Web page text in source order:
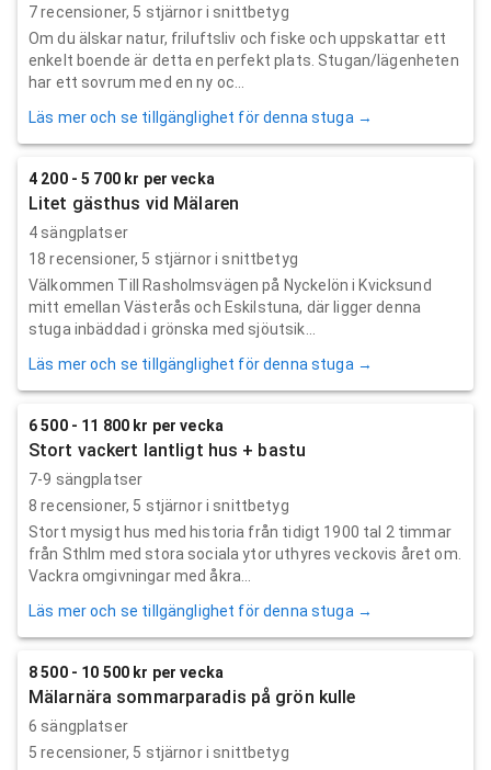
7recensioner, 5 stjärnor i snittbetyg
Om du älskar natur, friluftsliv och fiske och uppskattar ett
enkelt boende är detta en perfekt plats. Stugan/lägenheten
har ett sovrum med en ny oc...
Läs mer och se tillgänglighet för denna stuga →
4 200 - 5 700 kr per vecka
Litet gästhus vid Mälaren
4 sängplatser
18 recensioner, 5 stjärnor i snittbetyg
Välkommen Till Rasholmsvägen på Nyckelön i Kvicksund
mitt emellan Västerås och Eskilstuna, där ligger denna
stuga inbäddad i grönska med sjöutsik...
Läs mer och se tillgänglighet för denna stuga →
6 500 - 11 800 kr per vecka
Stort vackert lantligt hus + bastu
7-9 sängplatser
8 recensioner, 5 stjärnor i snittbetyg
Stort mysigt hus med historia från tidigt 1900 tal 2 timmar
från Sthlm med stora sociala ytor uthyres veckovis året om.
Vackra omgivningar med åkra...
Läs mer och se tillgänglighet för denna stuga →
8 500 - 10 500 kr per vecka
Mälarnära sommarparadis på grön kulle
6 sängplatser
5 recensioner, 5 stjärnor i snittbetyg